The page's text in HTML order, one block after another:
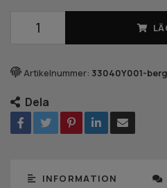
Artikelnummer: 33040Y001-
Dela
INFORMATION